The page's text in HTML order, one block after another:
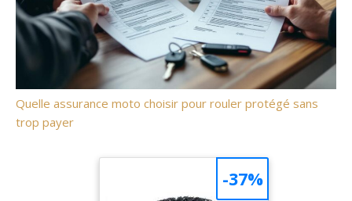
Quelle assurance moto choisir pour rouler protégé sans
trop payer
-37%